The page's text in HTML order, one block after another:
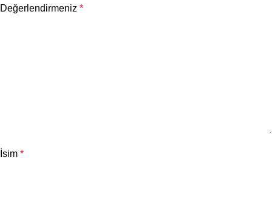
Değerlendirmeniz *
İsim *